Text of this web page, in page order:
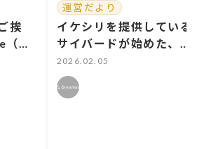
挨
ド
れか
運営だより
イケシリを提供している
サイバードが始めた、大
切な物語を守る場所。
Dreamoire（ドリモ
ワ）で深まる推し活
2026.02.05